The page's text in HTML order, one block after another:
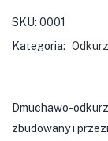
SKU: 0001
Kategoria:
Dmuchawo-
zbudowany i